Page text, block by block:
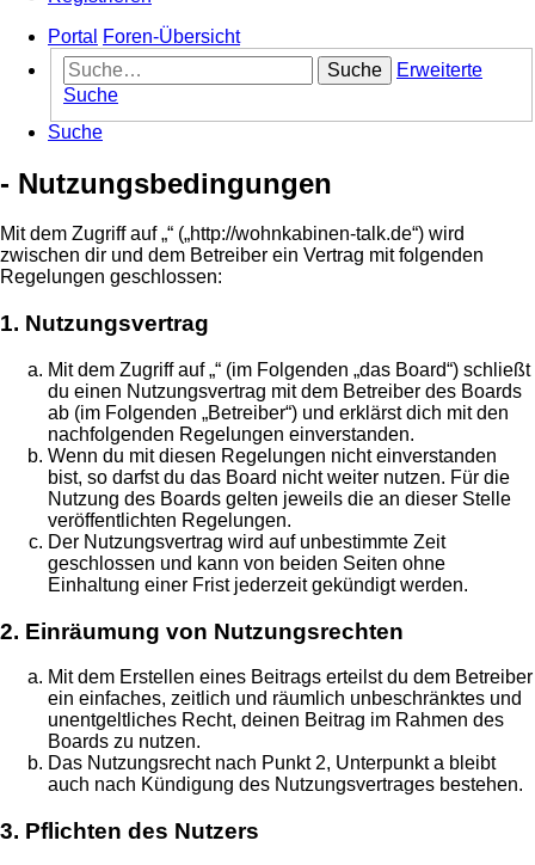
Portal
Foren-Übersicht
Suche
Erweiterte
Suche
Suche
- Nutzungsbedingungen
Mit dem Zugriff auf „“ („http://wohnkabinen-talk.de“) wird
zwischen dir und dem Betreiber ein Vertrag mit folgenden
Regelungen geschlossen:
1. Nutzungsvertrag
Mit dem Zugriff auf „“ (im Folgenden „das Board“) schließt
du einen Nutzungsvertrag mit dem Betreiber des Boards
ab (im Folgenden „Betreiber“) und erklärst dich mit den
nachfolgenden Regelungen einverstanden.
Wenn du mit diesen Regelungen nicht einverstanden
bist, so darfst du das Board nicht weiter nutzen. Für die
Nutzung des Boards gelten jeweils die an dieser Stelle
veröffentlichten Regelungen.
Der Nutzungsvertrag wird auf unbestimmte Zeit
geschlossen und kann von beiden Seiten ohne
Einhaltung einer Frist jederzeit gekündigt werden.
2. Einräumung von Nutzungsrechten
Mit dem Erstellen eines Beitrags erteilst du dem Betreiber
ein einfaches, zeitlich und räumlich unbeschränktes und
unentgeltliches Recht, deinen Beitrag im Rahmen des
Boards zu nutzen.
Das Nutzungsrecht nach Punkt 2, Unterpunkt a bleibt
auch nach Kündigung des Nutzungsvertrages bestehen.
3. Pflichten des Nutzers